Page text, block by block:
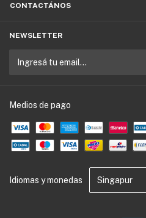
CONTACTÁNOS
NEWSLETTER
Medios de pago
Idiomas y monedas